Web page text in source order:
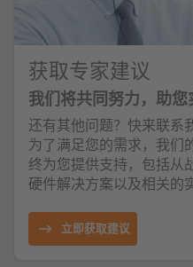
获取专家建议
我们将共同努力，助您
还有其他问题？快来联系
为了满足您的需求，我们
终为您提供支持，包括从
硬件解决方案以及相关的
立即获取建议